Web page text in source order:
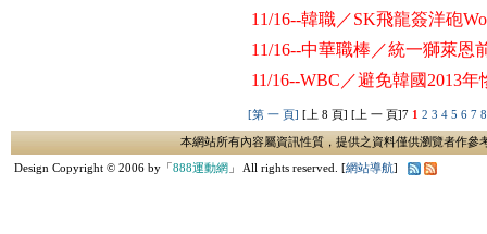
11/16--韓職／SK飛龍簽洋砲
11/16--中華職棒／統一獅萊
11/16--WBC／避免韓國2013
[第 一 頁] [上 8 頁] [上 一 頁]7 1 2 3 4 5 6 7
本網站所有內容屬資訊性質，提供之資料僅供瀏覽者作
Design Copyright © 2006 by「888運動網 」 All rights reserved. [網站導航]